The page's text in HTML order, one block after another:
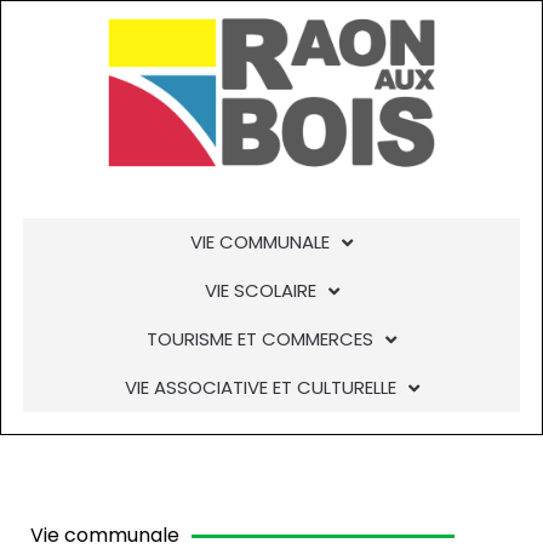
VIE COMMUNALE
VIE SCOLAIRE
TOURISME ET COMMERCES
VIE ASSOCIATIVE ET CULTURELLE
Vie communale